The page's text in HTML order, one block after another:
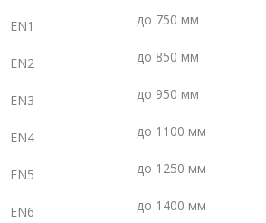
EN1 до 750 мм
EN2 до 850 мм
EN3 до 950 мм
EN4 до 1100 мм
EN5 до 1250 мм
EN6 до 1400 мм